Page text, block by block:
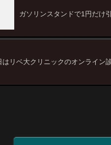
ガソリンスタンドで1円だけ
リベ大クリニックのオンライン